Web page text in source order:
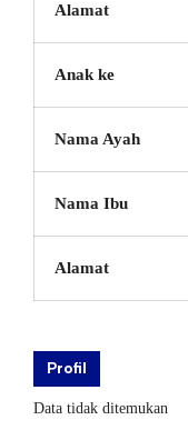
Alamat
Anak ke
Nama Ayah
Nama Ibu
Alamat
Profil
Data tidak ditemukan